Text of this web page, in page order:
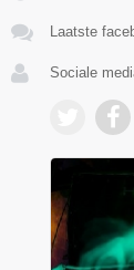
Laatste
Sociale